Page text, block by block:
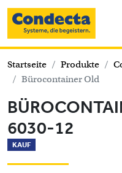
Startseite Produkte
Bürocontainer Old
6030-12
KAUF